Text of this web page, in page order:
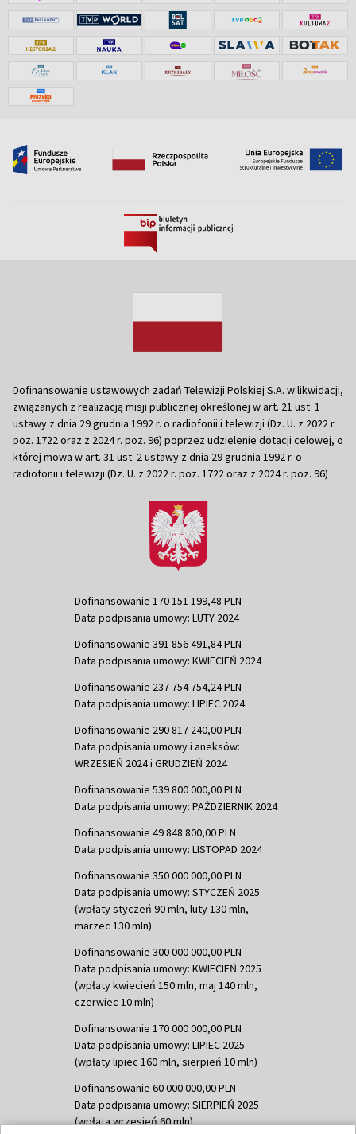
Dofinansowanie ustawowych zadań Telewizji Polskiej S.A. w likwidacji,
związanych z realizacją misji publicznej określonej w art. 21 ust. 1
ustawy z dnia 29 grudnia 1992 r. o radiofonii i telewizji (Dz. U. z 2022 r.
poz. 1722 oraz z 2024 r. poz. 96) poprzez udzielenie dotacji celowej, o
której mowa w art. 31 ust. 2 ustawy z dnia 29 grudnia 1992 r. o
radiofonii i telewizji (Dz. U. z 2022 r. poz. 1722 oraz z 2024 r. poz. 96)
Dofinansowanie 170 151 199,48 PLN
Data podpisania umowy: LUTY 2024
Dofinansowanie 391 856 491,84 PLN
Data podpisania umowy: KWIECIEŃ 2024
Dofinansowanie 237 754 754,24 PLN
Data podpisania umowy: LIPIEC 2024
Dofinansowanie 290 817 240,00 PLN
Data podpisania umowy i aneksów:
WRZESIEŃ 2024 i GRUDZIEŃ 2024
Dofinansowanie 539 800 000,00 PLN
Data podpisania umowy: PAŹDZIERNIK 2024
Dofinansowanie 49 848 800,00 PLN
Data podpisania umowy: LISTOPAD 2024
Dofinansowanie 350 000 000,00 PLN
Data podpisania umowy: STYCZEŃ 2025
(wpłaty styczeń 90 mln, luty 130 mln,
marzec 130 mln)
Dofinansowanie 300 000 000,00 PLN
Data podpisania umowy: KWIECIEŃ 2025
(wpłaty kwiecień 150 mln, maj 140 mln,
czerwiec 10 mln)
Dofinansowanie 170 000 000,00 PLN
Data podpisania umowy: LIPIEC 2025
(wpłaty lipiec 160 mln, sierpień 10 mln)
Dofinansowanie 60 000 000,00 PLN
Data podpisania umowy: SIERPIEŃ 2025
(wpłata wrzesień 60 mln)